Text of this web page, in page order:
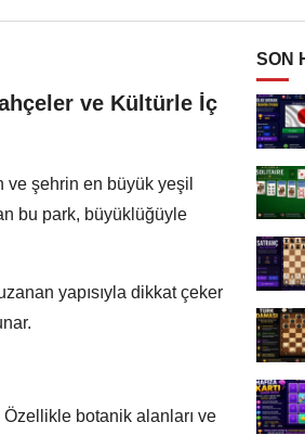
ve Kültürle İç
ve şehrin en büyük yeşil
bu park, büyüklüğüyle
yapısıyla dikkat çeker
botanik alanları ve
SON